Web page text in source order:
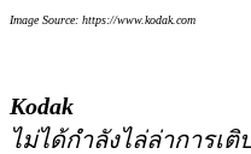
Image Source: https://www.kodak.com
Kodak
ไม่ได้กำลังไล่ล่าการเ